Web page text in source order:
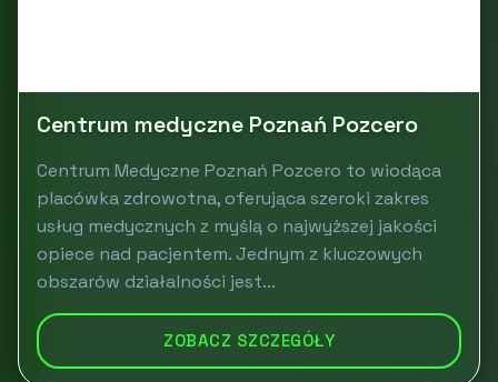
Centrum medyczne Poznań Pozcero
Centrum Medyczne Poznań Pozcero to wiodąca
placówka zdrowotna, oferująca szeroki zakres
usług medycznych z myślą o najwyższej jakości
opiece nad pacjentem. Jednym z kluczowych
obszarów działalności jest...
ZOBACZ SZCZEGÓŁY